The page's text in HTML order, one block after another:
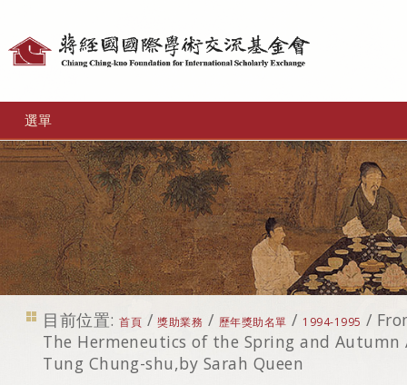
選單
目前位置: 首頁 /獎助業務 / 歷年獎助名單 / 1994-1995 /
The Hermeneutics of the Spring and Autumn
Tung Chung-shu,by Sarah Queen